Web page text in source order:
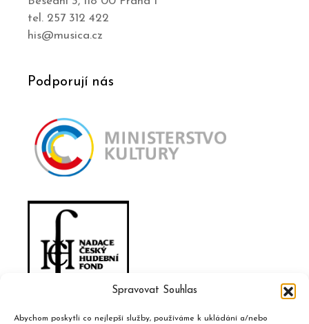
Spravovat Souhlas
Abychom poskytli co nejlepší služby, používáme k ukládání a/nebo
tel. 257 312 422
his@musica.cz
Podporují nás